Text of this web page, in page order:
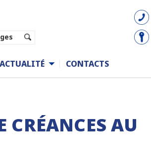
ACTUALITÉ CONTACTS
CRÉANCES AU